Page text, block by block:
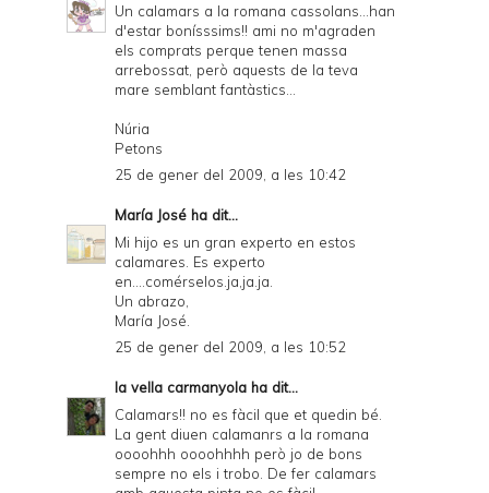
Un calamars a la romana cassolans...han
d'estar bonísssims!! ami no m'agraden
els comprats perque tenen massa
arrebossat, però aquests de la teva
mare semblant fantàstics...
Núria
Petons
25 de gener del 2009, a les 10:42
María José ha dit...
Mi hijo es un gran experto en estos
calamares. Es experto
en....comérselos.ja,ja.ja.
Un abrazo,
María José.
25 de gener del 2009, a les 10:52
la vella carmanyola ha dit...
Calamars!! no es fàcil que et quedin bé.
La gent diuen calamanrs a la romana
oooohhh oooohhhh però jo de bons
sempre no els i trobo. De fer calamars